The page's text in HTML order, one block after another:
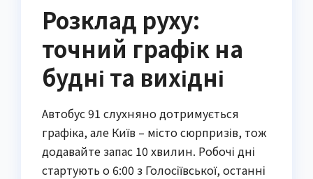
Розклад руху:
точний графік на
будні та вихідні
Автобус 91 слухняно дотримується
графіка, але Київ – місто сюрпризів, тож
додавайте запас 10 хвилин. Робочі дні
стартують о 6:00 з Голосіївської, останні